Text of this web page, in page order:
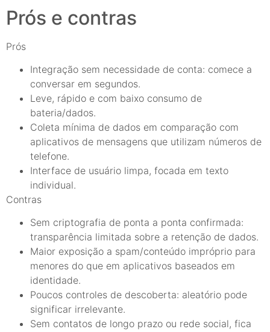
Prós e contras
Prós
Integração sem necessidade de conta: comece a
conversar em segundos.
Leve, rápido e com baixo consumo de
bateria/dados.
Coleta mínima de dados em comparação com
aplicativos de mensagens que utilizam números de
telefone.
Interface de usuário limpa, focada em texto
individual.
Contras
Sem criptografia de ponta a ponta confirmada:
transparência limitada sobre a retenção de dados.
Maior exposição a spam/conteúdo impróprio para
menores do que em aplicativos baseados em
identidade.
Poucos controles de descoberta: aleatório pode
significar irrelevante.
Sem contatos de longo prazo ou rede social, fica